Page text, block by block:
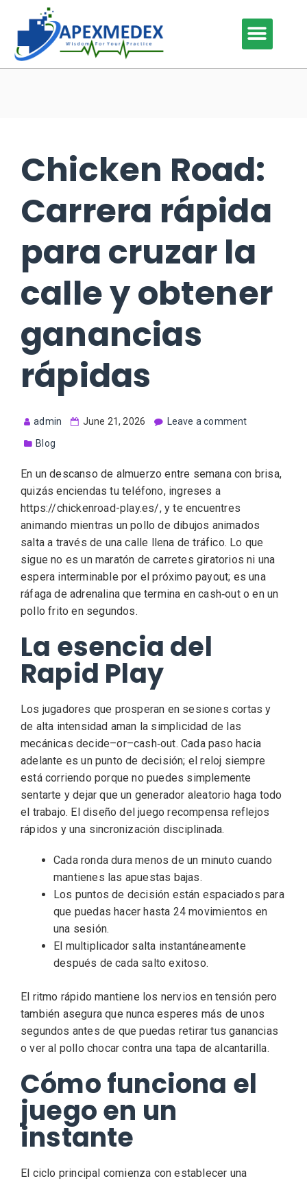
Chicken Road:
Carrera rápida
para cruzar la
calle y obtener
ganancias
rápidas
admin June 21, 2026
Leave a comment
Blog
En un descanso de almuerzo entre semana con brisa,
quizás enciendas tu teléfono, ingreses a
https://chickenroad-play.es/, y te encuentres
animando mientras un pollo de dibujos animados
salta a través de una calle llena de tráfico. Lo que
sigue no es un maratón de carretes giratorios ni una
espera interminable por el próximo payout; es una
ráfaga de adrenalina que termina en cash‑out o en un
pollo frito en segundos.
La esencia del
Rapid Play
Los jugadores que prosperan en sesiones cortas y
de alta intensidad aman la simplicidad de las
mecánicas decide–or–cash‑out. Cada paso hacia
adelante es un punto de decisión; el reloj siempre
está corriendo porque no puedes simplemente
sentarte y dejar que un generador aleatorio haga todo
el trabajo. El diseño del juego recompensa reflejos
rápidos y una sincronización disciplinada.
Cada ronda dura menos de un minuto cuando
mantienes las apuestas bajas.
Los puntos de decisión están espaciados para
que puedas hacer hasta 24 movimientos en
una sesión.
El multiplicador salta instantáneamente
después de cada salto exitoso.
El ritmo rápido mantiene los nervios en tensión pero
también asegura que nunca esperes más de unos
segundos antes de que puedas retirar tus ganancias
o ver al pollo chocar contra una tapa de alcantarilla.
Cómo funciona el
juego en un
instante
El ciclo principal comienza con establecer una